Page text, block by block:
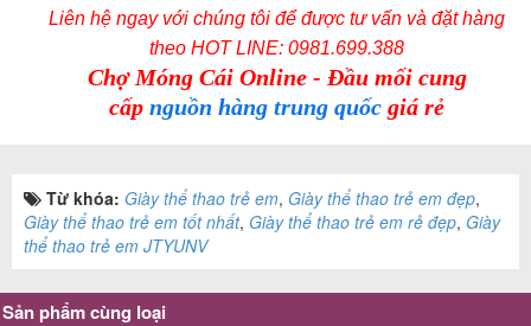
Liên hệ ngay với chúng tôi để được tư vấn và đặt hàng
theoHOT LINE: 0981.699.388
Chợ Móng Cái Online - Đầu mối cung
cấpnguồn hàng trung quốc giá rẻ
Từ khóa: Giày thể thao trẻ em, Giày thể thao trẻ em đẹp,
Giày thể thao trẻ em tốt nhất, Giày thể thao trẻ em rẻ đẹp, Giày
thể thao trẻ em JTYUNV
Sản phẩm cùng loại